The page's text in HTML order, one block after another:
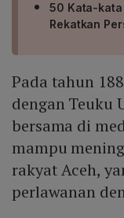
50 Kata-kata
Rekatkan
Pada tahun
dengan Teuku
bersama di
mampu
rakyat Aceh,
perlawanan